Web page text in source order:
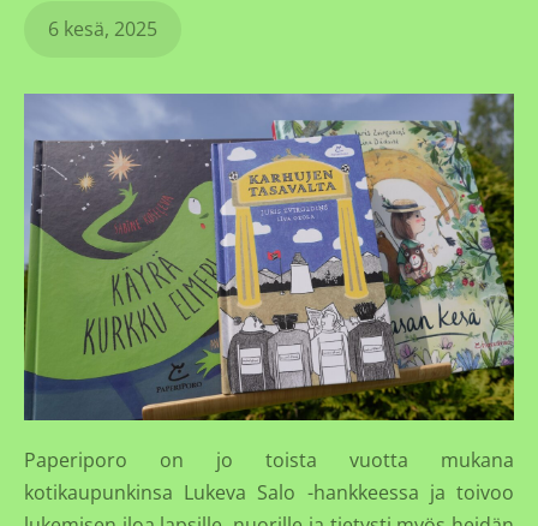
6 kesä, 2025
Paperiporo on jo toista vuotta mukana
kotikaupunkinsa Lukeva Salo -hankkeessa ja toivoo